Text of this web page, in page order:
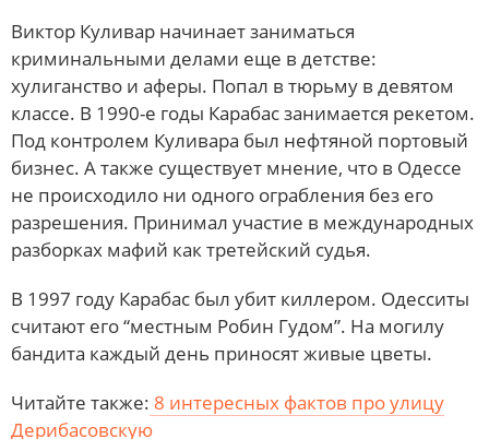
Виктор Куливар начинает заниматься
криминальными делами еще в детстве:
хулиганство и аферы. Попал в тюрьму в девятом
классе. В 1990-е годы Карабас занимается рекетом.
Под контролем Куливара был нефтяной портовый
бизнес. А также существует мнение, что в Одессе
не происходило ни одного ограбления без его
разрешения. Принимал участие в международных
разборках мафий как третейский судья.
В 1997 году Карабас был убит киллером. Одесситы
считают его “местным Робин Гудом”. На могилу
бандита каждый день приносят живые цветы.
Читайте также: 8 интересных фактов про улицу
Дерибасовскую